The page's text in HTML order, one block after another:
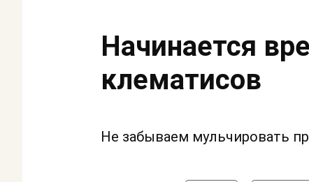
Начинается
клематисов
Не забываем мульчировать